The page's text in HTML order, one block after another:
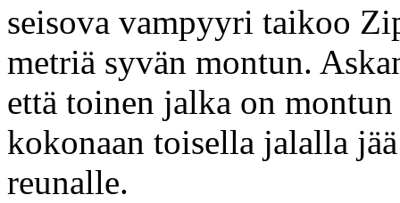
seisova vampyyri taikoo
metriä syvän montun.
että toinen jalka on
kokonaan toisella jalalla
reunalle.